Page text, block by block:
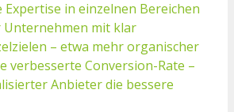
in einzelnen Bereichen
Unternehmen mit klar
– etwa mehr organischer
verbesserte Conversion-Rate –
Anbieter die bessere